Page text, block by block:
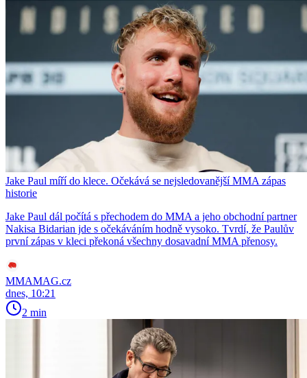
Jake Paul míří do klece. Očekává se nejsledovanější MMA zápas
historie
Jake Paul dál počítá s přechodem do MMA a jeho obchodní partner
Nakisa Bidarian jde s očekáváním hodně vysoko. Tvrdí, že Paulův
první zápas v kleci překoná všechny dosavadní MMA přenosy.
MMAMAG.cz
dnes, 10:21
2 min